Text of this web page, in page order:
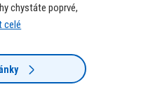
chystáte poprvé,
celé